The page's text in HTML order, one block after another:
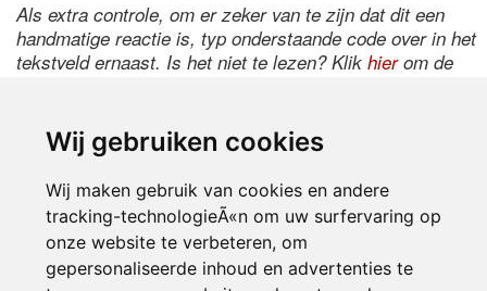
Wij gebruiken cookies
Wij maken gebruik van cookies en andere
tracking-technologieÃ«n om uw surfervaring op
onze website te verbeteren, om
gepersonaliseerde inhoud en advertenties te
Als extra controle, om er zeker van te zijn dat dit een
handmatige reactie is, typ onderstaande code over in het
tekstveld ernaast. Is het niet te lezen? Klik hierom de